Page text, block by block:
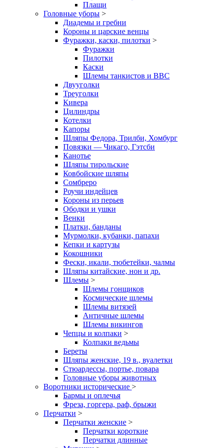
Плащи
Головные уборы >
Диадемы и гребни
Короны и царские венцы
Фуражки, каски, пилотки >
Фуражки
Пилотки
Каски
Шлемы танкистов и ВВС
Двууголки
Треуголки
Кивера
Цилиндры
Котелки
Капоры
Шляпы Федора, Трилби, Хомбург
Повязки — Чикаго, Гэтсби
Канотье
Шляпы тирольские
Ковбойские шляпы
Сомбреро
Роучи индейцев
Короны из перьев
Ободки и ушки
Венки
Платки, банданы
Мурмолки, кубанки, папахи
Кепки и картузы
Кокошники
Фески, икали, тюбетейки, чалмы
Шляпы китайские, нон и др.
Шлемы >
Шлемы гонщиков
Космические шлемы
Шлемы витязей
Античные шлемы
Шлемы викингов
Чепцы и колпаки >
Колпаки ведьмы
Береты
Шляпы женские, 19 в., вуалетки
Стюардессы, портье, повара
Головные уборы животных
Воротники исторические >
Бармы и оплечья
Фреза, горгера, раф, брыжи
Перчатки >
Перчатки женские >
Перчатки короткие
Перчатки длинные